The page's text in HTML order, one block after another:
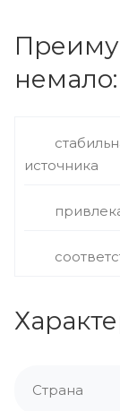
немало:
источника
Страна